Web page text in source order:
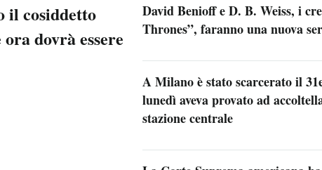
il cosiddetto
dovrà essere
David Benioff e D. B. Weiss, i
Thrones”, faranno una nuova
A Milano è stato scarcerato il
lunedì aveva provato ad
stazione centrale